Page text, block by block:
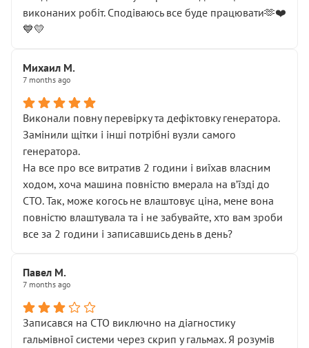
виконаних робіт. Сподіваюсь все буде працювати🫶❤️
💙💛
Михаил М.
7 months ago
Виконали повну перевірку та дефіктовку генератора.
Замінили щітки і інші потрібні вузли самого
генератора.
На все про все витратив 2 години і виїхав власним
ходом, хоча машина повністю вмерала на вʼїзді до
СТО. Так, може когось не влаштовує ціна, мене вона
повністю влаштувала та і не забувайте, хто вам зроби
все за 2 години і записавшись день в день?
Павел М.
7 months ago
Записався на СТО виключно на діагностику
гальмівної системи через скрип у гальмах. Я розумів